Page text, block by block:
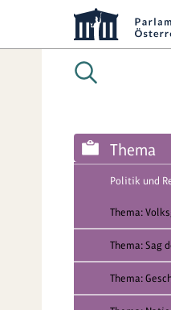
Thema
Politik und
Thema:
Thema: Sag
Thema: